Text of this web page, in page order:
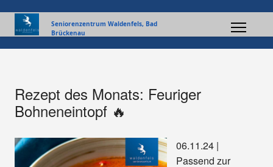
Seniorenzentrum Waldenfels, Bad
Brückenau
Rezept des Monats: Feuriger
Bohneneintopf 🔥
06.11.24 |
Passend zur